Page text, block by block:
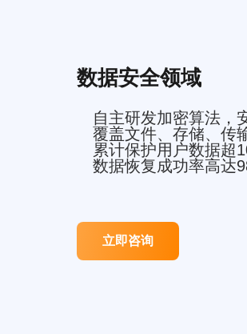
数据安全领域
自主研发加密算法，
覆盖文件、存储、传
累计保护用户数据超
数据恢复成功率高达
立即咨询